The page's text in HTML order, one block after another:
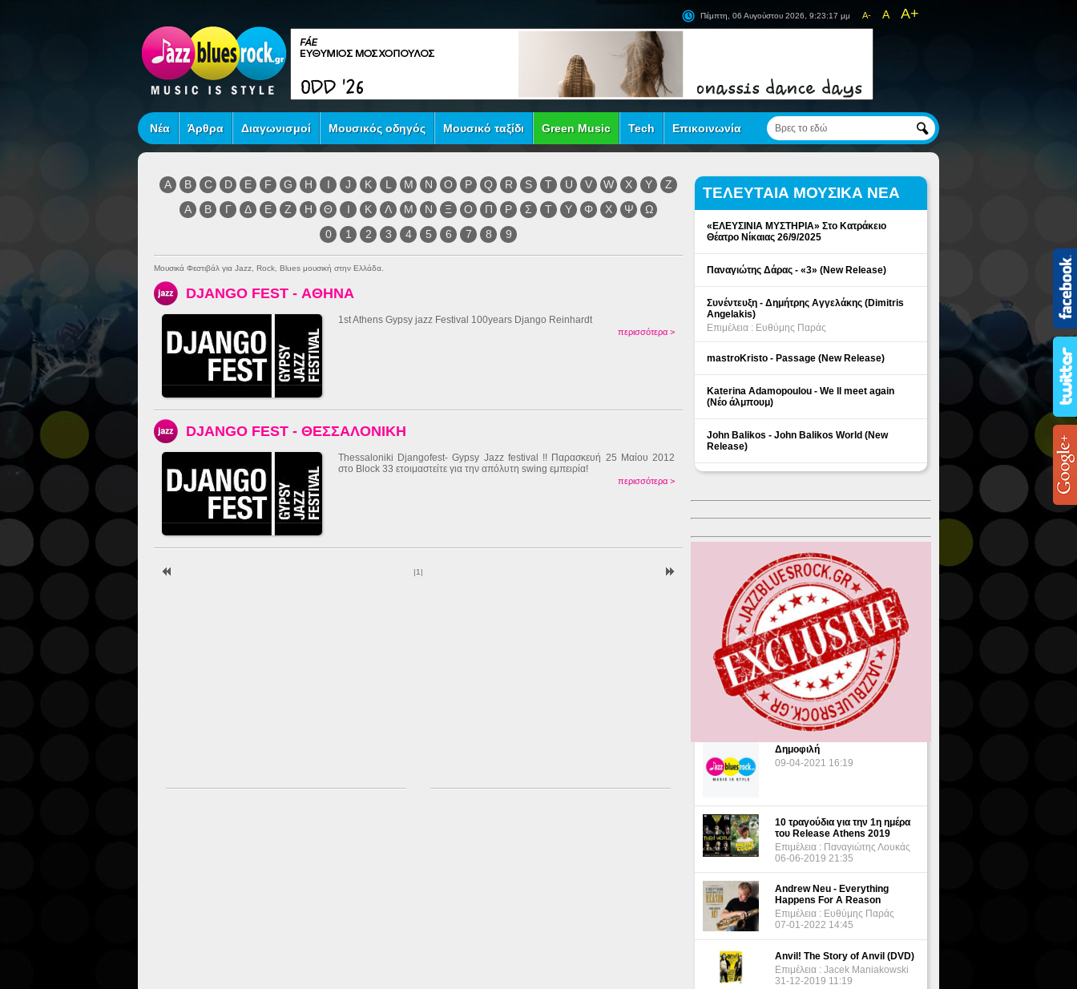
A- A A+
Πέμπτη, 06 Αυγούστου 2026, 9:23:17 μμ
Νέα Άρθρα Διαγωνισμοί Μουσικός οδηγός Μουσικό ταξίδι Green Music Tech Επικοινωνία
A B C D E F G H I J K L M N O P Q R S T U V W X Y
Z
Α
Β Γ Δ Ε Ζ Η Θ Ι Κ Λ Μ Ν Ξ Ο Π Ρ Σ Τ Υ Φ Χ Ψ
Ω
0
1 2 3 4 5 6 7 8 9
Μουσικά Φεστιβάλ για Jazz, Rock, Blues μουσική στην Ελλάδα.
DJANGO FEST - ΑΘΗΝΑ
1st Athens Gypsy jazz Festival 100years Django Reinhardt
περισσότερα >
DJANGO FEST - ΘΕΣΣΑΛΟΝΙΚΗ
Thessaloniki Djangofest- Gypsy Jazz festival !! Παρασκευή 25 Μαίου 2012
στο Block 33 ετοιμαστείτε για την απόλυτη swing εμπειρία!
περισσότερα >
|1 |
ΤΕΛΕΥΤΑΙΑ ΜΟΥΣΙΚΑ ΝΕΑ
«ΕΛΕΥΣΙΝΙΑ ΜΥΣΤΗΡΙΑ» Στο Κατράκειο
Θέατρο Νίκαιας 26/9/2025
Παναγιώτης Δάρας - «3» (New Release)
Συνέντευξη - Δημήτρης Αγγελάκης (Dimitris
Angelakis)
Επιμέλεια : Ευθύμης Παράς
mastroKristo - Passage (New Release)
Katerina Adamopoulou - We ll meet again
(Νέο άλμπουμ)
John Balikos - John Balikos World (New
Release)
ΔΗΜΟΦΙΛΗ ΘΕΜΑΤΑ
Δημοφιλή
09-04-2021 16:19
10 τραγούδια για την 1η ημέρα
του Release Athens 2019
Επιμέλεια : Παναγιώτης Λουκάς
06-06-2019 21:35
Andrew Neu - Everything
Happens For A Reason
Επιμέλεια : Ευθύμης Παράς
07-01-2022 14:45
Anvil! The Story of Anvil (DVD)
Επιμέλεια : Jacek Maniakowski
31-12-2019 11:19